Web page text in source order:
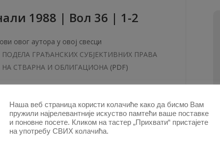
1988 | Вол 36 | 1-2
овог аутора у овој свесци
ПОДЕЛА ГРАЂАНСКИХ СУБЈЕКТИВНИХ ПРАВА
НА СТВАРНА И ОБЛИГАЦИОНА (PDF)
1983 | Вол 31 | 5
Наша веб страница користи колачиће како да бисмо Вам
пружили најрелевантније искуство памтећи ваше поставке
и поновне посете. Кликом на тастер „Прихвати“ пристајете
на употребу СВИХ колачића.